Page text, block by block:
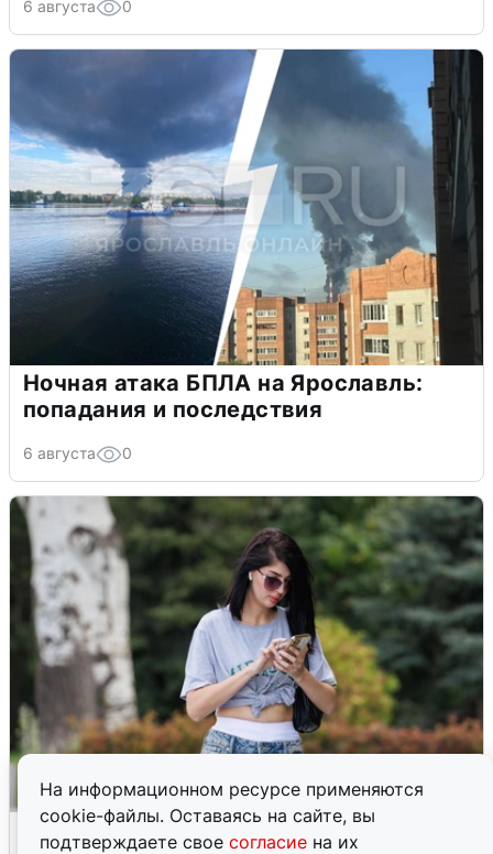
На информационном ресурсе применяются
cookie-файлы. Оставаясь на сайте, вы
подтверждаете свое согласие на их
6 августа 0
Ночная атака БПЛА на Ярославль:
попадания и последствия
6 августа 0
Волгоградцы остались без